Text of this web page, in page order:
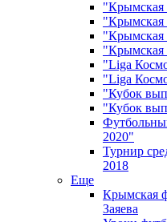
"Крымская
"Крымская
"Крымская
"Крымская
"Liga
"Liga
"Кубок
"Кубок
2020"
Турнир
2018
Еще
Крымская
Заяева